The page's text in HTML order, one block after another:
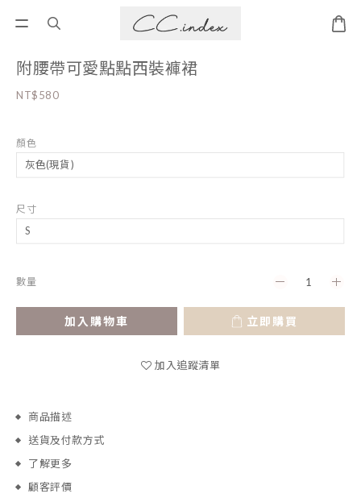
附腰帶可愛點點西裝褲裙
NT$580
顏色
尺寸
數量
加入購物車 立即購買
加入追蹤清單
商品描述
送貨及付款方式
了解更多
顧客評價